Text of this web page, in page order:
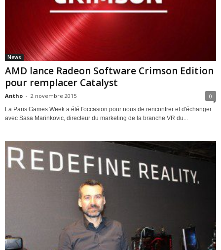
News
AMD lance Radeon Software Crimson Edition
pour remplacer Catalyst
Antho - 2 novembre 2015 0
La Paris Games Week a été l'occasion pour nous de rencontrer et d'échanger
avec Sasa Marinkovic, directeur du marketing de la branche VR du...